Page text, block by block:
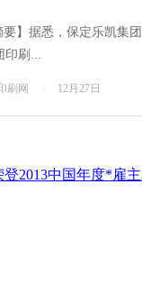
要】据悉，保定乐凯
刷...
刷网 12月27日